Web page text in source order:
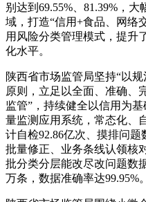
别达到69.55%、81.39%，
域，打造“信用+食品、网络
用风险分类管理模式，提升
化水平。
陕西省市场监管局坚持“以
原则，立足以全面、准确、
监管”，持续健全以信用为
量监测应用系统，常态化、
计自检92.86亿次、摸排问题
批量修正、业务条线认领核
批分类分层能改尽改问题数
万条，数据准确率达99.95%。